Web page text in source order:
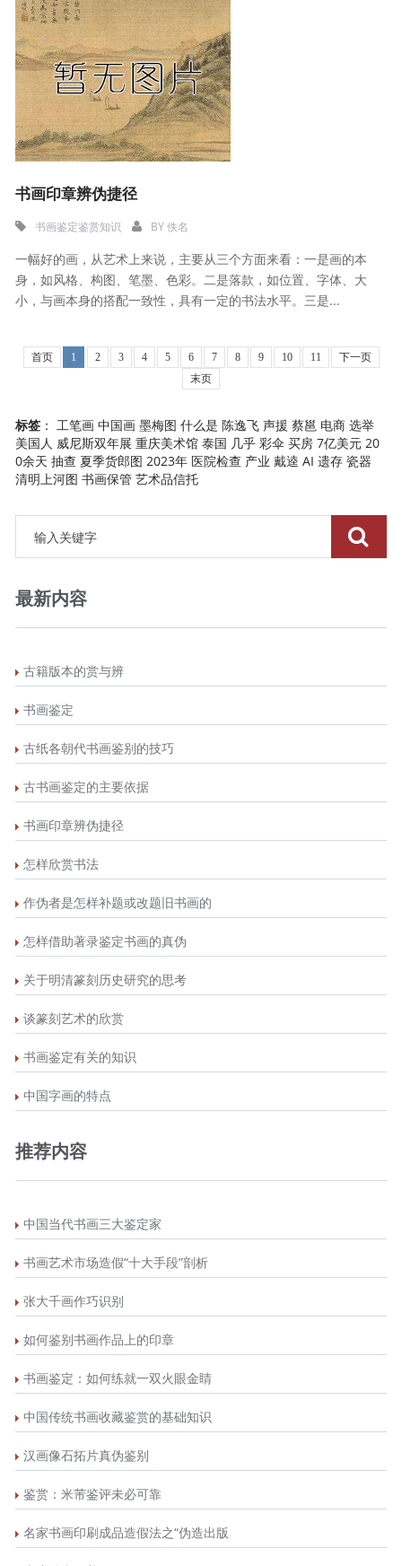
书画印章辨伪捷径
书画鉴定鉴赏知识 BY佚名
一幅好的画，从艺术上来说，主要从三个方面来看：一是画的本
身，如风格、构图、笔墨、色彩。二是落款，如位置、字体、大
小，与画本身的搭配一致性，具有一定的书法水平。三是...
首页 1 2 3 4 5 6 7 8 9 10 11
下一页
末页
标签 ：工笔画 中国画 墨梅图 什么是 陈逸飞 声援 蔡邕 电商 选举
美国人 威尼斯双年展 重庆美术馆 泰国 几乎 彩伞 买房 7亿美元 20
0余天 抽查 夏季货郎图 2023年 医院检查 产业 戴逵 AI 遗存 瓷器
清明上河图 书画保管 艺术品信托
最新内容
古籍版本的赏与辨
书画鉴定
古纸各朝代书画鉴别的技巧
古书画鉴定的主要依据
书画印章辨伪捷径
怎样欣赏书法
作伪者是怎样补题或改题旧书画的
怎样借助著录鉴定书画的真伪
关于明清篆刻历史研究的思考
谈篆刻艺术的欣赏
书画鉴定有关的知识
中国字画的特点
推荐内容
中国当代书画三大鉴定家
书画艺术市场造假“十大手段”剖析
张大千画作巧识别
如何鉴别书画作品上的印章
书画鉴定：如何练就一双火眼金睛
中国传统书画收藏鉴赏的基础知识
汉画像石拓片真伪鉴别
鉴赏：米芾鉴评未必可靠
名家书画印刷成品造假法之“伪造出版